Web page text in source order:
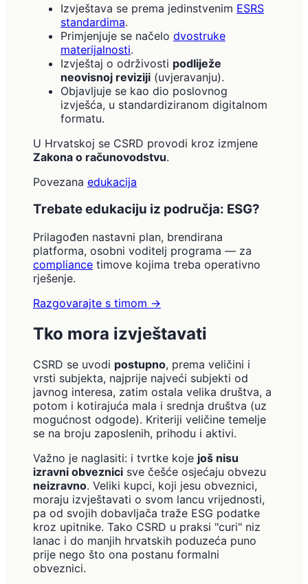
Izvještava se prema jedinstvenim ESRS
standardima.
Primjenjuje se načelo dvostruke
materijalnosti.
Izvještaj o održivosti podliježe
neovisnoj reviziji (uvjeravanju).
Objavljuje se kao dio poslovnog
izvješća, u standardiziranom digitalnom
formatu.
U Hrvatskoj se CSRD provodi kroz izmjene
Zakona o računovodstvu.
Povezana edukacija
Trebate edukaciju iz područja: ESG?
Prilagođen nastavni plan, brendirana
platforma, osobni voditelj programa — za
compliance timove kojima treba operativno
rješenje.
Razgovarajte s timom →
Tko mora izvještavati
CSRD se uvodi postupno, prema veličini i
vrsti subjekta, najprije najveći subjekti od
javnog interesa, zatim ostala velika društva, a
potom i kotirajuća mala i srednja društva (uz
mogućnost odgode). Kriteriji veličine temelje
se na broju zaposlenih, prihodu i aktivi.
Važno je naglasiti: i tvrtke koje još nisu
izravni obveznici sve češće osjećaju obvezu
neizravno. Veliki kupci, koji jesu obveznici,
moraju izvještavati o svom lancu vrijednosti,
pa od svojih dobavljača traže ESG podatke
kroz upitnike. Tako CSRD u praksi "curi" niz
lanac i do manjih hrvatskih poduzeća puno
prije nego što ona postanu formalni
obveznici.